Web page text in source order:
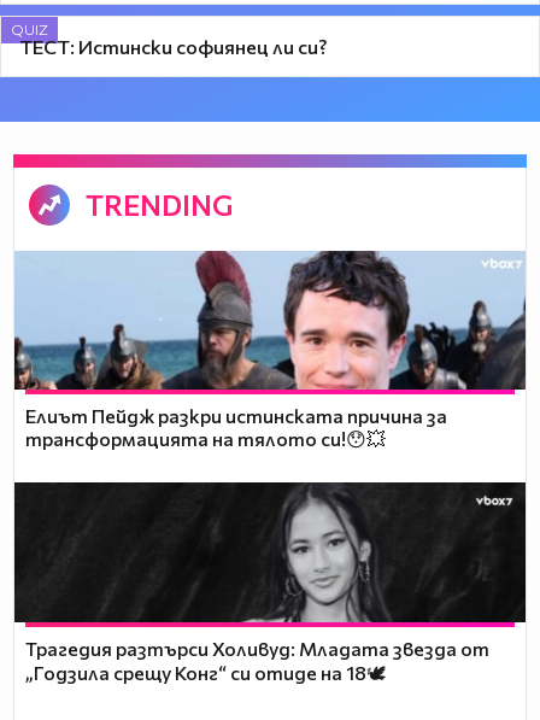
QUIZ
ТЕСТ: Истински софиянец ли си?
TRENDING
Елиът Пейдж разкри истинската причина за
трансформацията на тялото си!😯💥
Трагедия разтърси Холивуд: Младата звезда от
„Годзила срещу Конг“ си отиде на 18🕊️